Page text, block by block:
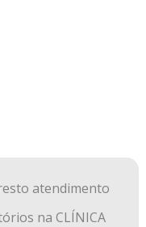
atendimento
na CLÍNICA